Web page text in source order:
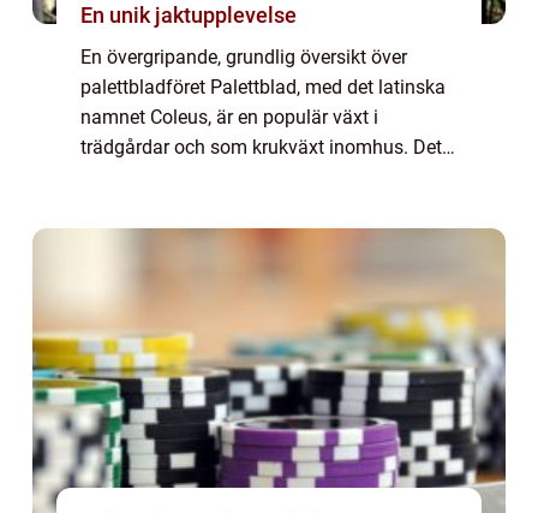
En unik jaktupplevelse
En övergripande, grundlig översikt över
palettbladföret Palettblad, med det latinska
namnet Coleus, är en populär växt i
trädgårdar och som krukväxt inomhus. Det